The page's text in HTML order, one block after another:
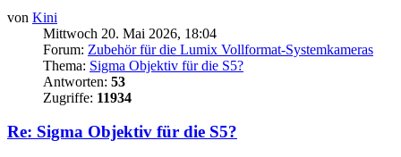
von Kini
Mittwoch 20. Mai 2026, 18:04
Forum: Zubehör für die Lumix Vollformat-Systemkameras
Thema: Sigma Objektiv für die S5?
Antworten: 53
Zugriffe: 11934
Re: Sigma Objektiv für die S5?